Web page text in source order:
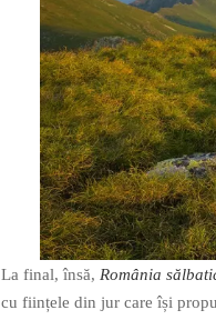
La final, însă, România
cu ființele din jur care își